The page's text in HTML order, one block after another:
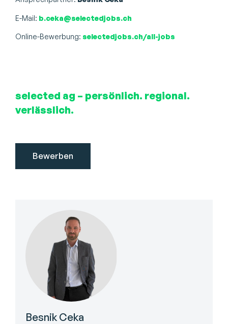
E-Mail: b.ceka@selectedjobs.ch
Online-Bewerbung: selectedjobs.ch/all-jobs
selected ag – persönlich. regional.
verlässlich.
Besnik Ceka